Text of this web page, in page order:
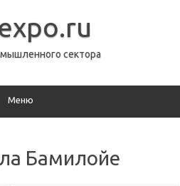
сектора
Меню
Бамилойе